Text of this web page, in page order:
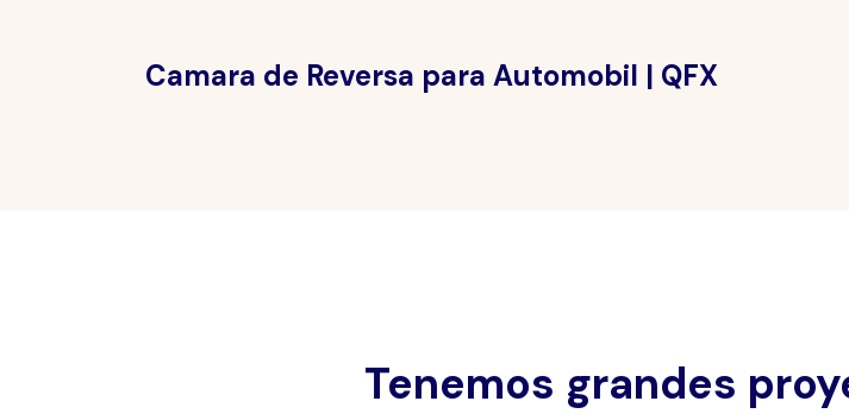
Camara de Reversa para Automobil | QFX
Tenemos grandes